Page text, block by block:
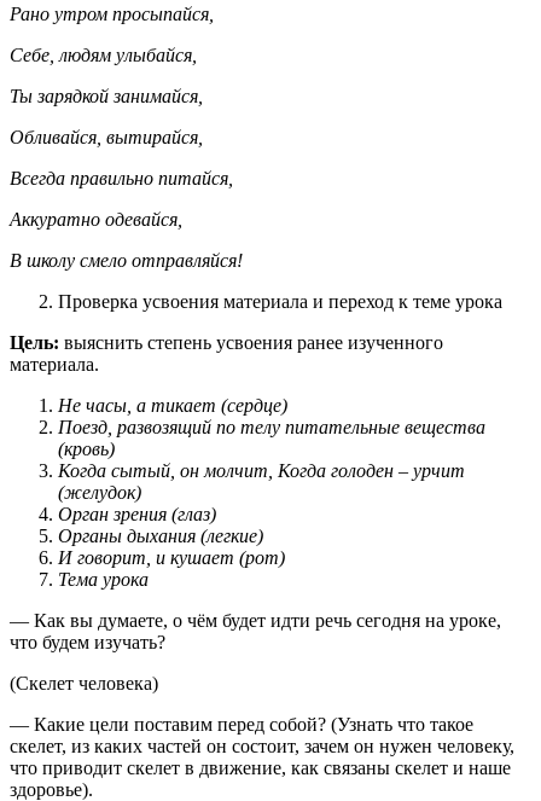
Рано утром просыпайся,
Себе, людям улыбайся,
Ты зарядкой занимайся,
Обливайся, вытирайся,
Всегда правильно питайся,
Аккуратно одевайся,
В школу смело отправляйся!
Проверка усвоения материала и переход к теме урока
Цель: выяснить степень усвоения ранее изученного
материала.
Не часы, а тикает (сердце)
Поезд, развозящий по телу питательные вещества
(кровь)
Когда сытый, он молчит, Когда голоден – урчит
(желудок)
Орган зрения (глаз)
Органы дыхания (легкие)
И говорит, и кушает (рот)
Тема урока
— Как вы думаете, о чём будет идти речь сегодня на уроке,
что будем изучать?
(Скелет человека)
— Какие цели поставим перед собой? (Узнать что такое
скелет, из каких частей он состоит, зачем он нужен человеку,
что приводит скелет в движение, как связаны скелет и наше
здоровье).